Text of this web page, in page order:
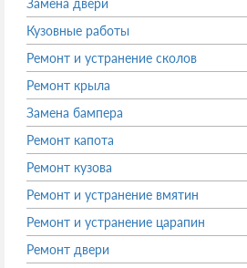
Замена двери
Кузовные работы
Ремонт и устранение сколов
Ремонт крыла
Замена бампера
Ремонт капота
Ремонт кузова
Ремонт и устранение вмятин
Ремонт и устранение царапин
Ремонт двери